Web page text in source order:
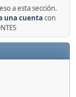
a esta sección.
una cuenta con